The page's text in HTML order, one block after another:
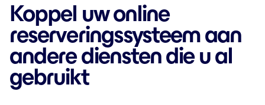
Koppel uw online
reserveringssysteem aan
andere diensten die u al
gebruikt